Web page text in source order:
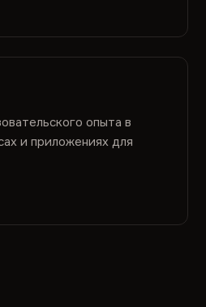
опыта в
и приложениях для